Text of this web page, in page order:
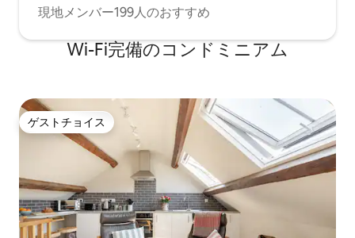
現地メンバー199人のおすすめ
Wi-Fi完備のコンドミニアム
ゲストチョイス
ゲストチョイス